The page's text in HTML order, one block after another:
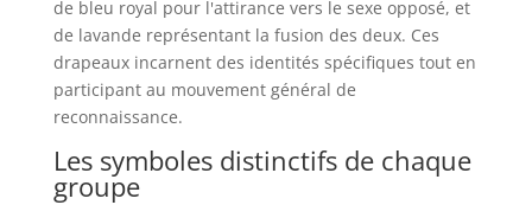
de bleu royal pour l'attirance vers le sexe opposé, et
de lavande représentant la fusion des deux. Ces
drapeaux incarnent des identités spécifiques tout en
participant au mouvement général de
reconnaissance.
Les symboles distinctifs de chaque
groupe